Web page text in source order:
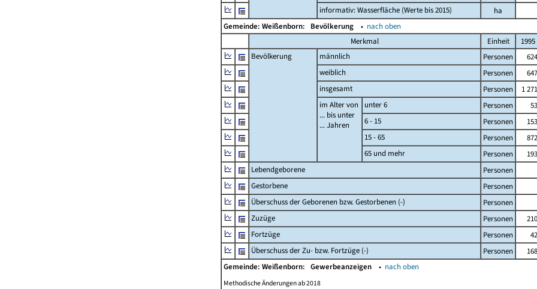
informativ: Wasserfläche (Werte bis 2015)
ha
Gemeinde: Weißenborn: Bevölkerung ▴ nach oben
Merkmal
Einheit 1995
Bevölkerung
männlich Personen 624
weiblich
Personen 647
insgesamt
Personen 1 271
im Alter von
... bis unter
... Jahren
unter 6 Personen 53
6 - 15
Personen 153
15 - 65
Personen 872
65 und mehr
Personen 193
Lebendgeborene
Personen
Gestorbene
Personen
Überschuss der Geborenen bzw. Gestorbenen (-)
Personen
Zuzüge
Personen 210
Fortzüge
Personen 42
Überschuss der Zu- bzw. Fortzüge (-)
Personen 168
Gemeinde: Weißenborn: Gewerbeanzeigen ▴ nach oben
Methodische Änderungen ab 2018